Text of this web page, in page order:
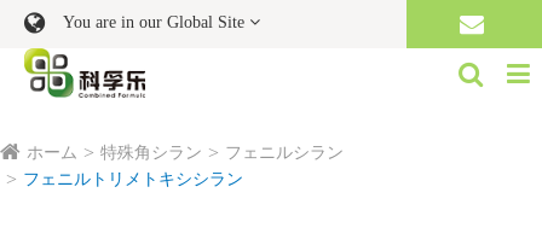
You are in our Global Site
ホーム 特殊角シラン
フェニルシラン
フェニルトリメトキシシラン